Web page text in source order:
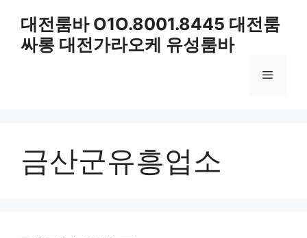
대전룸바 O1O.8001.8445 대전룸
싸롱 대전가라오케 유성룸바
메
금산군유흥업소